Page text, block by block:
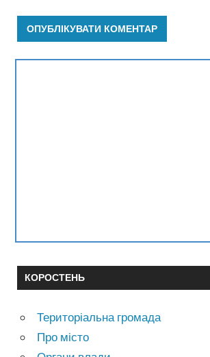
КОРОСТЕНЬ
Територіальна громада
Про місто